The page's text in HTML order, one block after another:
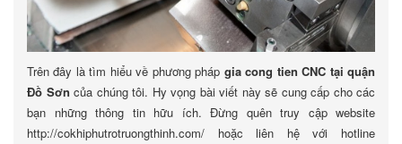
Trên đây là tìm hiểu về phương pháp gia cong tien CNC tại quận
Đồ Sơn của chúng tôi. Hy vọng bài viết này sẽ cung cấp cho các
bạn những thông tin hữu ích. Đừng quên truy cập website
http://cokhiphutrotruongthinh.com/ hoặc liên hệ với hotline